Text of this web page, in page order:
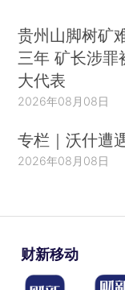
贵州山脚树矿
三年 矿长涉罪
大代表
2026年08月08日
专栏｜沃什遭
2026年08月08日
财新移动